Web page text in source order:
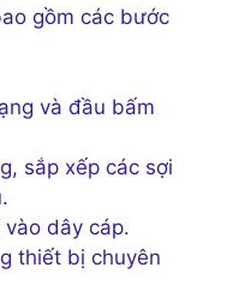
gồm các bước
và đầu bấm
sắp xếp các sợi
dây cáp.
thiết bị chuyên